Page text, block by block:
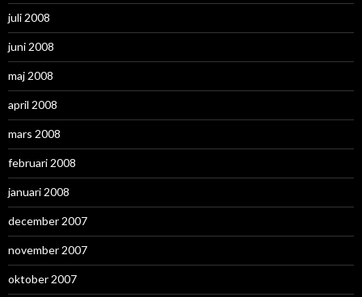
juli 2008
juni 2008
maj 2008
april 2008
mars 2008
februari 2008
januari 2008
december 2007
november 2007
oktober 2007